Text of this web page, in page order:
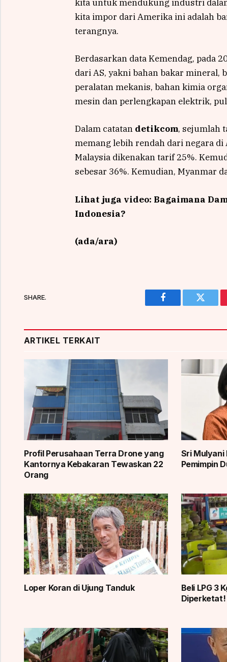
kita untuk mendukung industri
kita impor dari Amerika ini adalah
terangnya.
Berdasarkan data Kemendag, pada
dari AS, yakni bahan bakar mineral,
peralatan mekanis, bahan kimia
mesin dan perlengkapan elektrik,
Dalam catatan detikcom, sejumlah
memang lebih rendah dari negara di
Malaysia dikenakan tarif 25%.
sebesar 36%. Kemudian, Myanmar
Lihat juga video: Bagaimana
Indonesia?
(ada/ara)
SHARE.
Facebook Twitter
ARTIKEL TERKAIT
Profil Perusahaan Terra Drone yang
Kantornya Kebakaran Tewaskan 22
Orang
Sri Mulyani
Pemimpin
Loper Koran di Ujung Tanduk
Beli LPG 3
Diperketat!